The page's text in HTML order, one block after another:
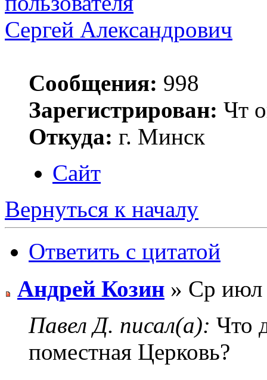
Сергей Александрович
Сообщения: 998
Зарегистрирован: Чт
Откуда: г. Минск
Сайт
Вернуться к началу
Ответить с цитатой
Андрей Козин » Ср июл
Павел Д. писал(а): Что
поместная Церковь?